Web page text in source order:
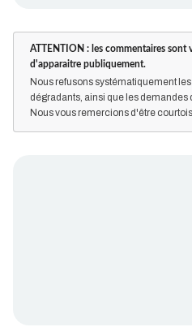
ATTENTION : les commentaires sont
d'apparaitre publiquement.
Nous refusons systématiquement
dégradants, ainsi que les demandes
Nous vous remercions d'être